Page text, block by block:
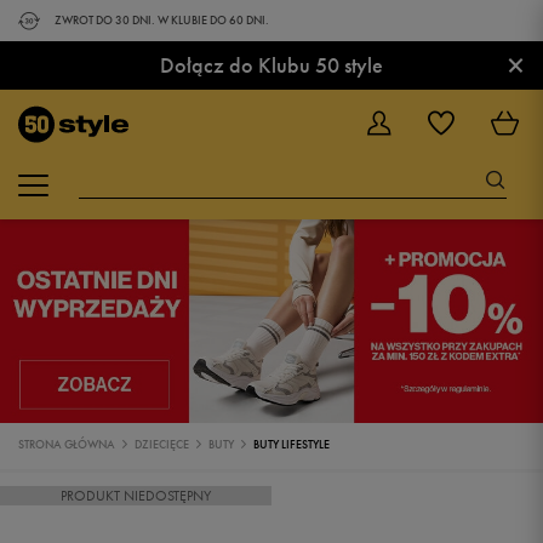
ZWROT DO 30 DNI. W KLUBIE DO 60 DNI.
Dołącz do Klubu 50 style ×
STRONA GŁÓWNA DZIECIĘCE BUTY BUTY LIFESTYLE
PRODUKT NIEDOSTĘPNY